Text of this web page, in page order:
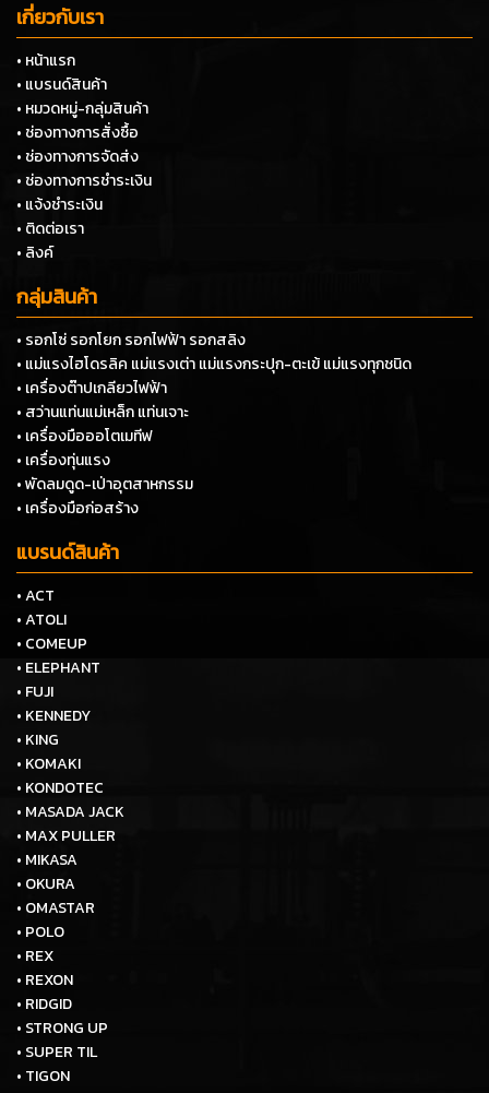
เกี่ยวกับเรา
• หน้าแรก
• แบรนด์สินค้า
• หมวดหมู่-กลุ่มสินค้า
• ช่องทางการสั่งซื้อ
• ช่องทางการจัดส่ง
• ช่องทางการชำระเงิน
• แจ้งชำระเงิน
• ติดต่อเรา
• ลิงค์
กลุ่มสินค้า
• รอกโซ่ รอกโยก รอกไฟฟ้า รอกสลิง
• แม่แรงไฮโดรลิค แม่แรงเต่า แม่แรงกระปุก-ตะเข้ แม่แรงทุกชนิด
• เครื่องต๊าปเกลียวไฟฟ้า
• สว่านแท่นแม่เหล็ก แท่นเจาะ
• เครื่องมือออโตเมทีฟ
• เครื่องทุ่นแรง
• พัดลมดูด-เป่าอุตสาหกรรม
• เครื่องมือก่อสร้าง
แบรนด์สินค้า
• ACT
• ATOLI
• COMEUP
• ELEPHANT
• FUJI
• KENNEDY
• KING
• KOMAKI
• KONDOTEC
• MASADA JACK
• MAX PULLER
• MIKASA
• OKURA
• OMASTAR
• POLO
• REX
• REXON
• RIDGID
• STRONG UP
• SUPER TIL
• TIGON